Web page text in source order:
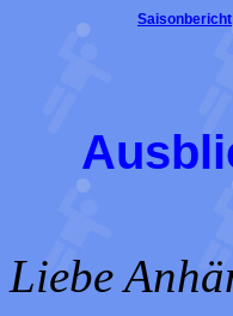
Saisonbericht
Liebe